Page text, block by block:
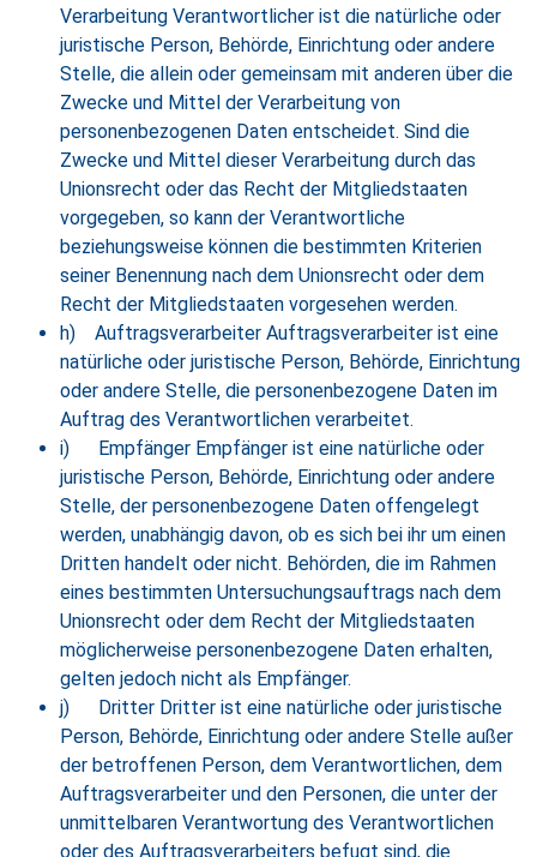
Verarbeitung Verantwortlicher ist die natürliche oder
juristische Person, Behörde, Einrichtung oder andere
Stelle, die allein oder gemeinsam mit anderen über die
Zwecke und Mittel der Verarbeitung von
personenbezogenen Daten entscheidet. Sind die
Zwecke und Mittel dieser Verarbeitung durch das
Unionsrecht oder das Recht der Mitgliedstaaten
vorgegeben, so kann der Verantwortliche
beziehungsweise können die bestimmten Kriterien
seiner Benennung nach dem Unionsrecht oder dem
Recht der Mitgliedstaaten vorgesehen werden.
h) Auftragsverarbeiter Auftragsverarbeiter ist eine
natürliche oder juristische Person, Behörde, Einrichtung
oder andere Stelle, die personenbezogene Daten im
Auftrag des Verantwortlichen verarbeitet.
i) Empfänger Empfänger ist eine natürliche oder
juristische Person, Behörde, Einrichtung oder andere
Stelle, der personenbezogene Daten offengelegt
werden, unabhängig davon, ob es sich bei ihr um einen
Dritten handelt oder nicht. Behörden, die im Rahmen
eines bestimmten Untersuchungsauftrags nach dem
Unionsrecht oder dem Recht der Mitgliedstaaten
möglicherweise personenbezogene Daten erhalten,
gelten jedoch nicht als Empfänger.
j) Dritter Dritter ist eine natürliche oder juristische
Person, Behörde, Einrichtung oder andere Stelle außer
der betroffenen Person, dem Verantwortlichen, dem
Auftragsverarbeiter und den Personen, die unter der
unmittelbaren Verantwortung des Verantwortlichen
oder des Auftragsverarbeiters befugt sind, die